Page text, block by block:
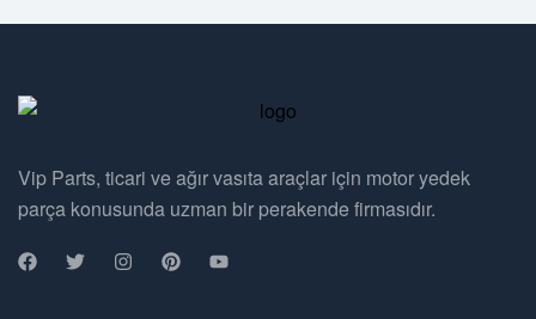
Vip Parts, ticari ve ağır vasıta araçlar için motor yedek
parça konusunda uzman bir perakende firmasıdır.